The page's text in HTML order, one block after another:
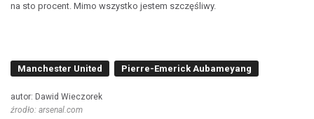
na sto procent. Mimo wszystko jestem szczęśliwy.
Manchester United Pierre-Emerick Aubameyang
autor: Dawid Wieczorek
źrodło: arsenal.com